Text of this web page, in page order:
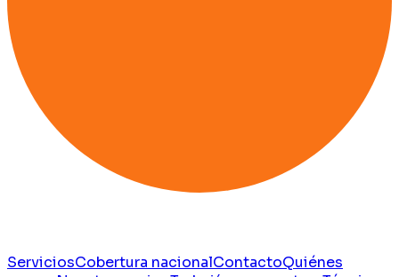
ServiciosCobertura nacionalContactoQuiénes